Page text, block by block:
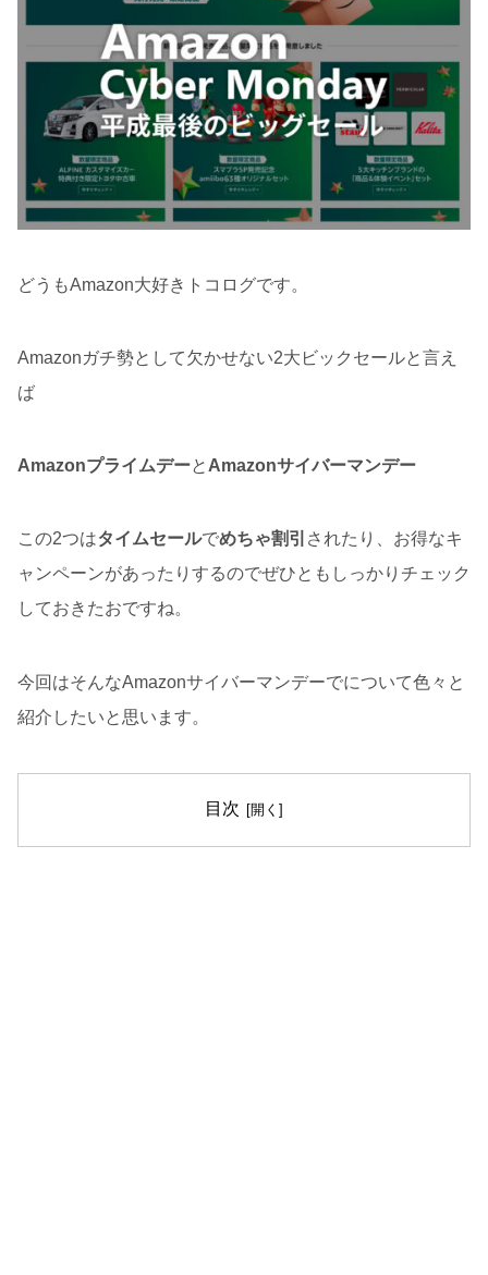
どうもAmazon大好きトコログです。
Amazonガチ勢として欠かせない2大ビックセールと言え
ば
Amazonプライムデーと Amazonサイバーマンデー
この2つはタイムセールでめちゃ割引 されたり、お得なキ
ャンペーンがあったりするのでぜひともしっかりチェック
しておきたおですね。
今回はそんなAmazonサイバーマンデーでについて色々と
紹介したいと思います。
目次